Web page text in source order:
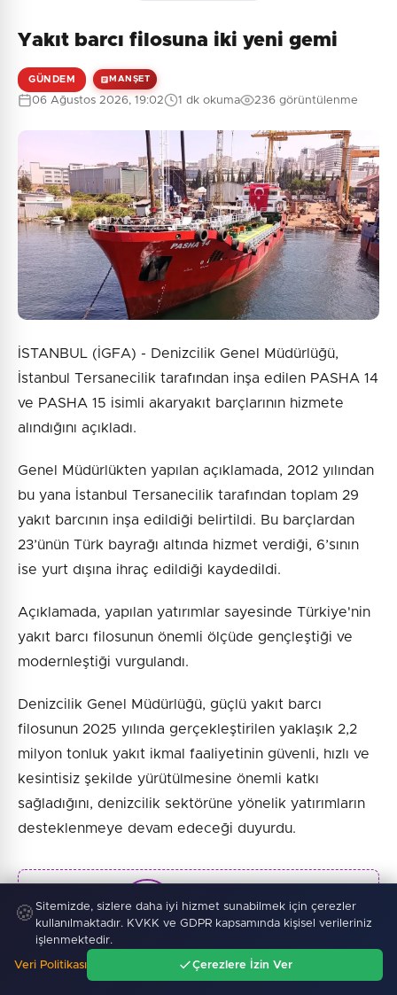
Yakıt barcı filosuna iki yeni gemi
GÜNDEM MANŞET
06 Ağustos 2026, 19:02 1 dk okuma 236 görüntülenme
İSTANBUL (İGFA) - Denizcilik Genel Müdürlüğü,
İstanbul Tersanecilik tarafından inşa edilen PASHA 14
ve PASHA 15 isimli akaryakıt barçlarının hizmete
alındığını açıkladı.
Genel Müdürlükten yapılan açıklamada, 2012 yılından
bu yana İstanbul Tersanecilik tarafından toplam 29
yakıt barcının inşa edildiği belirtildi. Bu barçlardan
23’ünün Türk bayrağı altında hizmet verdiği, 6’sının
ise yurt dışına ihraç edildiği kaydedildi.
Açıklamada, yapılan yatırımlar sayesinde Türkiye'nin
yakıt barcı filosunun önemli ölçüde gençleştiği ve
modernleştiği vurgulandı.
Denizcilik Genel Müdürlüğü, güçlü yakıt barcı
filosunun 2025 yılında gerçekleştirilen yaklaşık 2,2
milyon tonluk yakıt ikmal faaliyetinin güvenli, hızlı ve
kesintisiz şekilde yürütülmesine önemli katkı
sağladığını, denizcilik sektörüne yönelik yatırımların
desteklenmeye devam edeceği duyurdu.
Haber : İGF Haber
SONRAKI HABER
🍪 Sitemizde, sizlere daha iyi hizmet sunabilmek için çerezler
kullanılmaktadır. KVKK ve GDPR kapsamında kişisel verileriniz
işlenmektedir.
Veri Politikası Çerezlere İzin Ver
Gündem Ara Menü